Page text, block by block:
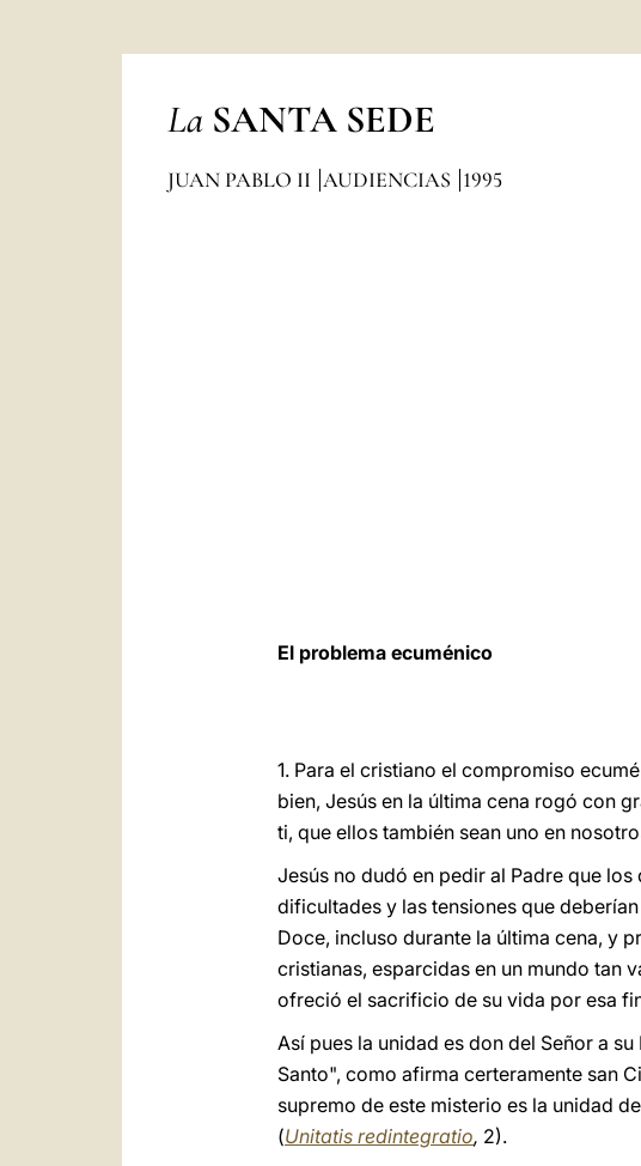
La SANTA SEDE
JUAN PABLO II AUDIENCIAS 1995
El problema ecuménico
1. Para el cristiano el compromiso
bien, Jesús en la última cena rogó con
ti, que ellos también sean uno en
Jesús no dudó en pedir al Padre que
dificultades y las tensiones que
Doce, incluso durante la última cena, y
cristianas, esparcidas en un mundo tan
ofreció el sacrificio de su vida por esa
Así pues la unidad es don del Señor a
Santo", como afirma certeramente san
supremo de este misterio es la unidad
(Unitatis redintegratio, 2).